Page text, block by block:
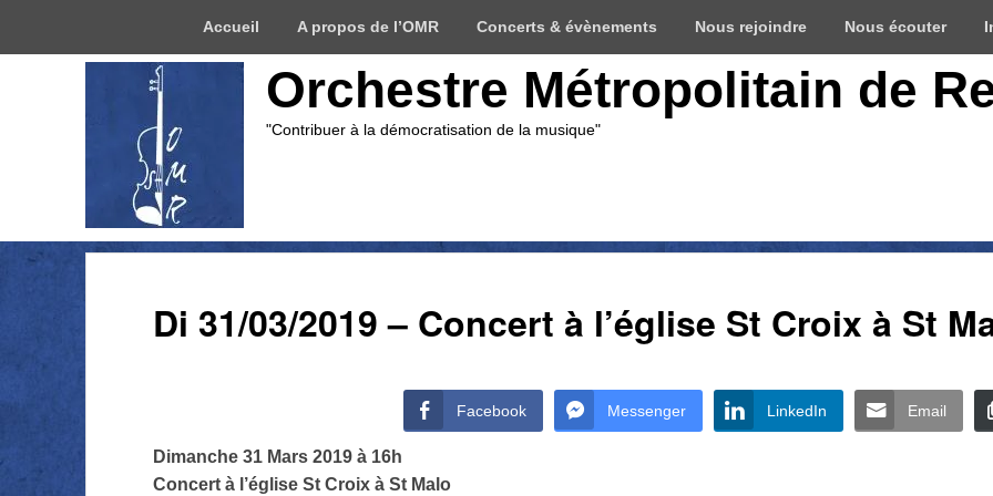
haut
Accueil A propos de l’OMR Concerts & évènements Nous rejoindre Nous écouter
Orchestre Métropolitain de
"Contribuer à la démocratisation de la musique"
Di 31/03/2019 – Concert à l’église St Croix à St
Facebook Messenger LinkedIn Email
Dimanche 31 Mars 2019 à 16h
Concert à l’église St Croix à St Malo